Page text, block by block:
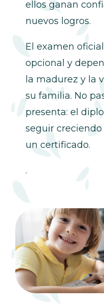
ellos ganan
nuevos logros.
El examen
opcional y
la madurez y la
su familia. No
presenta: el
seguir
un certificado.
.